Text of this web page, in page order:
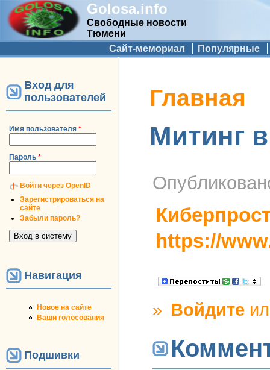
Golosa.info
Свободные новости
Тюмени
Дополнительное меню
Сайт-мемориал Популярные
Вход для
пользователей
Имя пользователя *
Пароль *
Войти через OpenID
Зарегистрироваться на
сайте
Забыли пароль?
Навигация
Новое на сайте
Ваши голосования
Подшивки
Вы здесь
Главная
Митинг
https://
» Войдите